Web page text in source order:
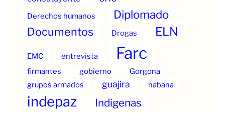
Derechos humanos Diplomado
Documentos Drogas ELN
EMC entrevista Farc
firmantes gobierno
Gorgona
grupos armados
guajira habana
indepaz Indigenas